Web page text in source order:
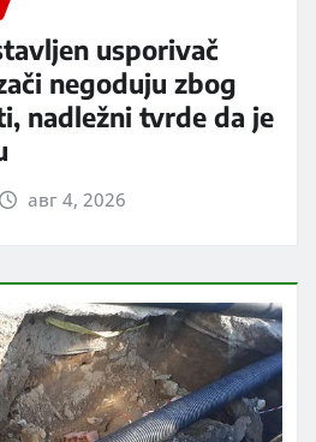
usporivač
negoduju zbog
nadležni tvrde da je
авг 4, 2026